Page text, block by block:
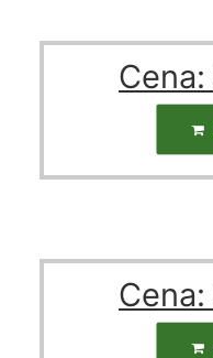
Cena:
Cena: